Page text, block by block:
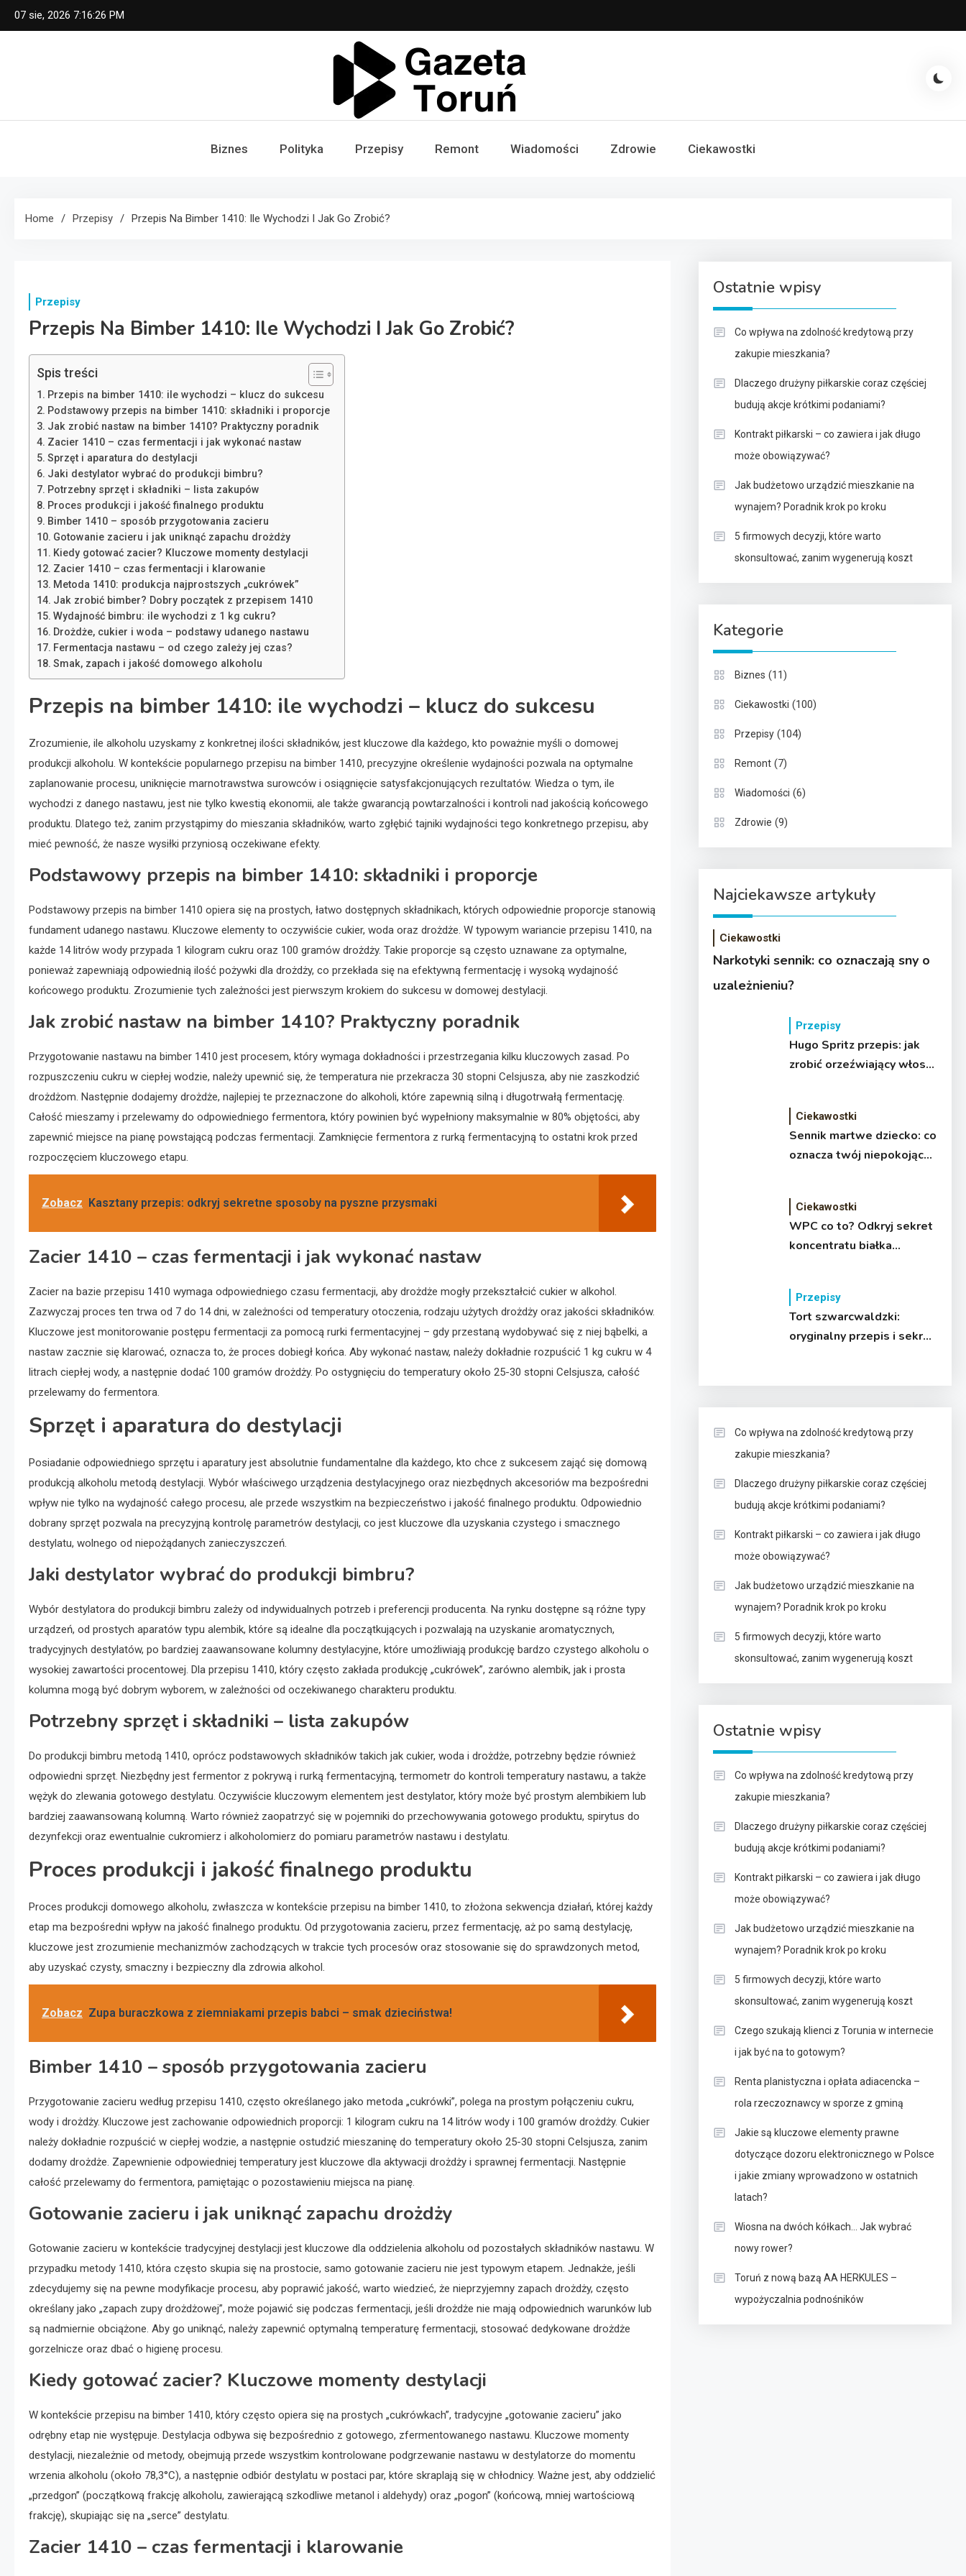
Skip
to
07 sie, 2026 7:16:27 PM
Gazeta Toruń
Biznes Polityka Przepisy Remont Wiadomości Zdrowie Ciekawostki
Home Przepisy Przepis Na Bimber 1410: Ile Wychodzi I Jak Go Zrobić?
Przepisy
Przepis Na Bimber 1410: Ile Wychodzi I Jak Go Zrobić?
Spis treści
Przepis na bimber 1410: ile wychodzi – klucz do sukcesu
Podstawowy przepis na bimber 1410: składniki i proporcje
Jak zrobić nastaw na bimber 1410? Praktyczny poradnik
Zacier 1410 – czas fermentacji i jak wykonać nastaw
Sprzęt i aparatura do destylacji
Jaki destylator wybrać do produkcji bimbru?
Potrzebny sprzęt i składniki – lista zakupów
Proces produkcji i jakość finalnego produktu
Bimber 1410 – sposób przygotowania zacieru
Gotowanie zacieru i jak uniknąć zapachu drożdży
Kiedy gotować zacier? Kluczowe momenty destylacji
Zacier 1410 – czas fermentacji i klarowanie
Metoda 1410: produkcja najprostszych „cukrówek”
Jak zrobić bimber? Dobry początek z przepisem 1410
Wydajność bimbru: ile wychodzi z 1 kg cukru?
Drożdże, cukier i woda – podstawy udanego nastawu
Fermentacja nastawu – od czego zależy jej czas?
Smak, zapach i jakość domowego alkoholu
Przepis na bimber 1410: ile wychodzi – klucz do sukcesu
Zrozumienie, ile alkoholu uzyskamy z konkretnej ilości składników, jest kluczowe dla każdego, kto poważnie myśli o domowej
produkcji alkoholu. W kontekście popularnego przepisu na bimber 1410, precyzyjne określenie wydajności pozwala na optymalne
zaplanowanie procesu, uniknięcie marnotrawstwa surowców i osiągnięcie satysfakcjonujących rezultatów. Wiedza o tym, ile
wychodzi z danego nastawu, jest nie tylko kwestią ekonomii, ale także gwarancją powtarzalności i kontroli nad jakością końcowego
produktu. Dlatego też, zanim przystąpimy do mieszania składników, warto zgłębić tajniki wydajności tego konkretnego przepisu, aby
mieć pewność, że nasze wysiłki przyniosą oczekiwane efekty.
Podstawowy przepis na bimber 1410: składniki i proporcje
Podstawowy przepis na bimber 1410 opiera się na prostych, łatwo dostępnych składnikach, których odpowiednie proporcje stanowią
fundament udanego nastawu. Kluczowe elementy to oczywiście cukier, woda oraz drożdże. W typowym wariancie przepisu 1410, na
każde 14 litrów wody przypada 1 kilogram cukru oraz 100 gramów drożdży. Takie proporcje są często uznawane za optymalne,
ponieważ zapewniają odpowiednią ilość pożywki dla drożdży, co przekłada się na efektywną fermentację i wysoką wydajność
końcowego produktu. Zrozumienie tych zależności jest pierwszym krokiem do sukcesu w domowej destylacji.
Jak zrobić nastaw na bimber 1410? Praktyczny poradnik
Przygotowanie nastawu na bimber 1410 jest procesem, który wymaga dokładności i przestrzegania kilku kluczowych zasad. Po
rozpuszczeniu cukru w ciepłej wodzie, należy upewnić się, że temperatura nie przekracza 30 stopni Celsjusza, aby nie zaszkodzić
drożdżom. Następnie dodajemy drożdże, najlepiej te przeznaczone do alkoholi, które zapewnią silną i długotrwałą fermentację.
Całość mieszamy i przelewamy do odpowiedniego fermentora, który powinien być wypełniony maksymalnie w 80% objętości, aby
zapewnić miejsce na pianę powstającą podczas fermentacji. Zamknięcie fermentora z rurką fermentacyjną to ostatni krok przed
rozpoczęciem kluczowego etapu.
Zobacz Kasztany przepis: odkryj sekretne sposoby na pyszne przysmaki
Zacier 1410 – czas fermentacji i jak wykonać nastaw
Zacier na bazie przepisu 1410 wymaga odpowiedniego czasu fermentacji, aby drożdże mogły przekształcić cukier w alkohol.
Zazwyczaj proces ten trwa od 7 do 14 dni, w zależności od temperatury otoczenia, rodzaju użytych drożdży oraz jakości składników.
Kluczowe jest monitorowanie postępu fermentacji za pomocą rurki fermentacyjnej – gdy przestaną wydobywać się z niej bąbelki, a
nastaw zacznie się klarować, oznacza to, że proces dobiegł końca. Aby wykonać nastaw, należy dokładnie rozpuścić 1 kg cukru w 4
litrach ciepłej wody, a następnie dodać 100 gramów drożdży. Po ostygnięciu do temperatury około 25-30 stopni Celsjusza, całość
przelewamy do fermentora.
Sprzęt i aparatura do destylacji
Posiadanie odpowiedniego sprzętu i aparatury jest absolutnie fundamentalne dla każdego, kto chce z sukcesem zająć się domową
produkcją alkoholu metodą destylacji. Wybór właściwego urządzenia destylacyjnego oraz niezbędnych akcesoriów ma bezpośredni
wpływ nie tylko na wydajność całego procesu, ale przede wszystkim na bezpieczeństwo i jakość finalnego produktu. Odpowiednio
dobrany sprzęt pozwala na precyzyjną kontrolę parametrów destylacji, co jest kluczowe dla uzyskania czystego i smacznego
destylatu, wolnego od niepożądanych zanieczyszczeń.
Jaki destylator wybrać do produkcji bimbru?
Wybór destylatora do produkcji bimbru zależy od indywidualnych potrzeb i preferencji producenta. Na rynku dostępne są różne typy
urządzeń, od prostych aparatów typu alembik, które są idealne dla początkujących i pozwalają na uzyskanie aromatycznych,
tradycyjnych destylatów, po bardziej zaawansowane kolumny destylacyjne, które umożliwiają produkcję bardzo czystego alkoholu o
wysokiej zawartości procentowej. Dla przepisu 1410, który często zakłada produkcję „cukrówek”, zarówno alembik, jak i prosta
kolumna mogą być dobrym wyborem, w zależności od oczekiwanego charakteru produktu.
Potrzebny sprzęt i składniki – lista zakupów
Do produkcji bimbru metodą 1410, oprócz podstawowych składników takich jak cukier, woda i drożdże, potrzebny będzie również
odpowiedni sprzęt. Niezbędny jest fermentor z pokrywą i rurką fermentacyjną, termometr do kontroli temperatury nastawu, a także
wężyk do zlewania gotowego destylatu. Oczywiście kluczowym elementem jest destylator, który może być prostym alembikiem lub
bardziej zaawansowaną kolumną. Warto również zaopatrzyć się w pojemniki do przechowywania gotowego produktu, spirytus do
dezynfekcji oraz ewentualnie cukromierz i alkoholomierz do pomiaru parametrów nastawu i destylatu.
Proces produkcji i jakość finalnego produktu
Proces produkcji domowego alkoholu, zwłaszcza w kontekście przepisu na bimber 1410, to złożona sekwencja działań, której każdy
etap ma bezpośredni wpływ na jakość finalnego produktu. Od przygotowania zacieru, przez fermentację, aż po samą destylację,
kluczowe jest zrozumienie mechanizmów zachodzących w trakcie tych procesów oraz stosowanie się do sprawdzonych metod,
aby uzyskać czysty, smaczny i bezpieczny dla zdrowia alkohol.
Zobacz Zupa buraczkowa z ziemniakami przepis babci – smak dzieciństwa!
Bimber 1410 – sposób przygotowania zacieru
Przygotowanie zacieru według przepisu 1410, często określanego jako metoda „cukrówki”, polega na prostym połączeniu cukru,
wody i drożdży. Kluczowe jest zachowanie odpowiednich proporcji: 1 kilogram cukru na 14 litrów wody i 100 gramów drożdży. Cukier
należy dokładnie rozpuścić w ciepłej wodzie, a następnie ostudzić mieszaninę do temperatury około 25-30 stopni Celsjusza, zanim
dodamy drożdże. Zapewnienie odpowiedniej temperatury jest kluczowe dla aktywacji drożdży i sprawnej fermentacji. Następnie
całość przelewamy do fermentora, pamiętając o pozostawieniu miejsca na pianę.
Gotowanie zacieru i jak uniknąć zapachu drożdży
Gotowanie zacieru w kontekście tradycyjnej destylacji jest kluczowe dla oddzielenia alkoholu od pozostałych składników nastawu. W
przypadku metody 1410, która często skupia się na prostocie, samo gotowanie zacieru nie jest typowym etapem. Jednakże, jeśli
zdecydujemy się na pewne modyfikacje procesu, aby poprawić jakość, warto wiedzieć, że nieprzyjemny zapach drożdży, często
określany jako „zapach zupy drożdżowej”, może pojawić się podczas fermentacji, jeśli drożdże nie mają odpowiednich warunków lub
są nadmiernie obciążone. Aby go uniknąć, należy zapewnić optymalną temperaturę fermentacji, stosować dedykowane drożdże
gorzelnicze oraz dbać o higienę procesu.
Kiedy gotować zacier? Kluczowe momenty destylacji
W kontekście przepisu na bimber 1410, który często opiera się na prostych „cukrówkach”, tradycyjne „gotowanie zacieru” jako
odrębny etap nie występuje. Destylacja odbywa się bezpośrednio z gotowego, zfermentowanego nastawu. Kluczowe momenty
destylacji, niezależnie od metody, obejmują przede wszystkim kontrolowane podgrzewanie nastawu w destylatorze do momentu
wrzenia alkoholu (około 78,3°C), a następnie odbiór destylatu w postaci par, które skraplają się w chłodnicy. Ważne jest, aby oddzielić
„przedgon” (początkową frakcję alkoholu, zawierającą szkodliwe metanol i aldehydy) oraz „pogon” (końcową, mniej wartościową
frakcję), skupiając się na „serce” destylatu.
Zacier 1410 – czas fermentacji i klarowanie
Ostatnie wpisy
Co wpływa na zdolność kredytową przy
zakupie mieszkania?
Dlaczego drużyny piłkarskie coraz częściej
budują akcje krótkimi podaniami?
Kontrakt piłkarski – co zawiera i jak długo
może obowiązywać?
Jak budżetowo urządzić mieszkanie na
wynajem? Poradnik krok po kroku
5 firmowych decyzji, które warto
skonsultować, zanim wygenerują koszt
Kategorie
Biznes (11)
Ciekawostki (100)
Przepisy(104)
Remont(7)
Wiadomości (6)
Zdrowie (9)
Najciekawsze artykuły
Ciekawostki
Narkotyki sennik: co oznaczają sny o
uzależnieniu?
Przepisy
Hugo Spritz przepis: jak
zrobić orzeźwiający włoski
Ciekawostki
Sennik martwe dziecko: co
oznacza twój niepokojący
Ciekawostki
WPC co to? Odkryj sekret
koncentratu białka
Przepisy
Tort szwarcwaldzki:
oryginalny przepis i sekret
Co wpływa na zdolność kredytową przy
zakupie mieszkania?
Dlaczego drużyny piłkarskie coraz częściej
budują akcje krótkimi podaniami?
Kontrakt piłkarski – co zawiera i jak długo
może obowiązywać?
Jak budżetowo urządzić mieszkanie na
wynajem? Poradnik krok po kroku
5 firmowych decyzji, które warto
skonsultować, zanim wygenerują koszt
Ostatnie wpisy
Co wpływa na zdolność kredytową przy
zakupie mieszkania?
Dlaczego drużyny piłkarskie coraz częściej
budują akcje krótkimi podaniami?
Kontrakt piłkarski – co zawiera i jak długo
może obowiązywać?
Jak budżetowo urządzić mieszkanie na
wynajem? Poradnik krok po kroku
5 firmowych decyzji, które warto
skonsultować, zanim wygenerują koszt
Czego szukają klienci z Torunia w internecie
i jak być na to gotowym?
Renta planistyczna i opłata adiacencka –
rola rzeczoznawcy w sporze z gminą
Jakie są kluczowe elementy prawne
dotyczące dozoru elektronicznego w Polsce
i jakie zmiany wprowadzono w ostatnich
latach?
Wiosna na dwóch kółkach… Jak wybrać
nowy rower?
Toruń z nową bazą AA HERKULES –
wypożyczalnia podnośników